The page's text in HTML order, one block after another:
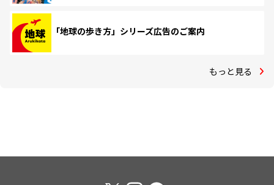
「地球の歩き方」シリーズ広告のご案内
もっと見る